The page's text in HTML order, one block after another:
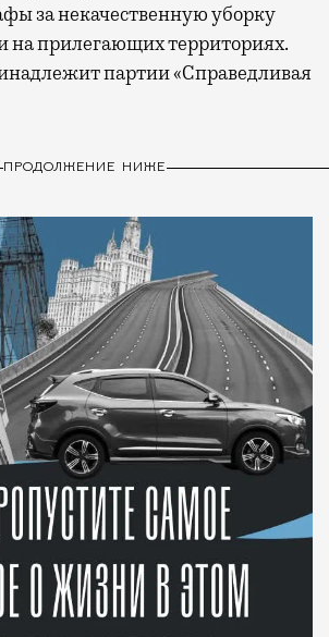
за некачественную уборку
и на прилегающих территориях.
партии «Справедливая
ПРОДОЛЖЕНИЕ НИЖЕ